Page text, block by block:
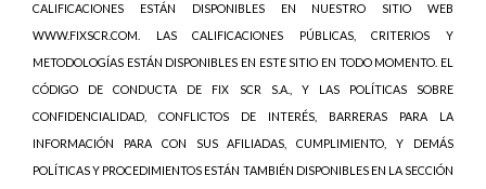
CALIFICACIONES ESTÁN DISPONIBLES EN NUESTRO SITIO WEB
WWW.FIXSCR.COM. LAS CALIFICACIONES PÚBLICAS, CRITERIOS Y
METODOLOGÍAS ESTÁN DISPONIBLES EN ESTE SITIO EN TODO MOMENTO. EL
CÓDIGO DE CONDUCTA DE FIX SCR S.A., Y LAS POLÍTICAS SOBRE
CONFIDENCIALIDAD, CONFLICTOS DE INTERÉS, BARRERAS PARA LA
INFORMACIÓN PARA CON SUS AFILIADAS, CUMPLIMIENTO, Y DEMÁS
POLÍTICAS Y PROCEDIMIENTOS ESTÁN TAMBIÉN DISPONIBLES EN LA SECCIÓN